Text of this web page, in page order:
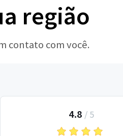
região
contato com você.
4.8 / 5